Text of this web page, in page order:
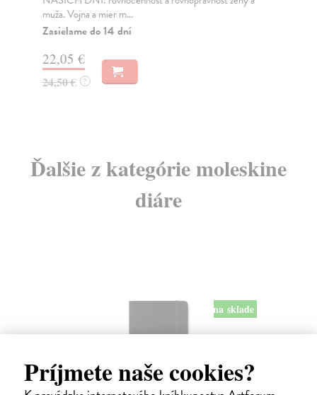
Príjmete naše cookies?
muža. Vojna a mier m...
Zasielame do 14 dní
22,05 €
24,50 € ?
Ďalšie z kategórie moleskine
diáre
na sklade